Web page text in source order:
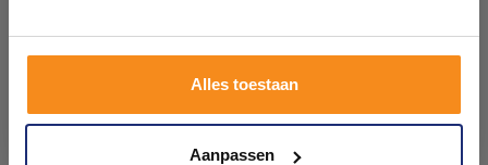
Alles toestaan
Aanpassen
Kom langs en ervaar zelf het verschil!